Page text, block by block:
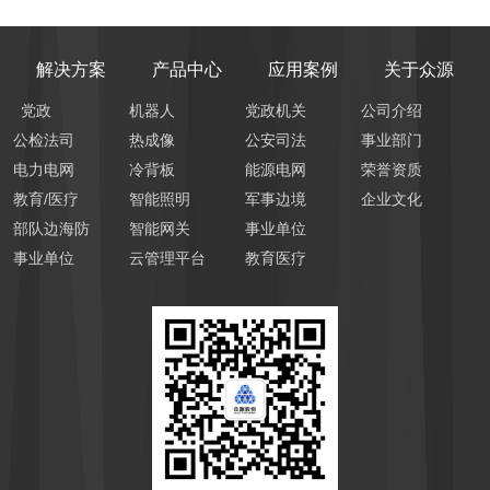
解决方案
党政
公检法司
电力电网
教育/医疗
部队边海防
事业单位
产品中心
机器人
热成像
冷背板
智能照明
智能网关
云管理平台
应用案例
党政机关
公安司法
能源电网
军事边境
事业单位
教育医疗
关于众源
公司介绍
事业部门
荣誉资质
企业文化